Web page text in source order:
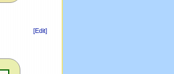
[Edit]